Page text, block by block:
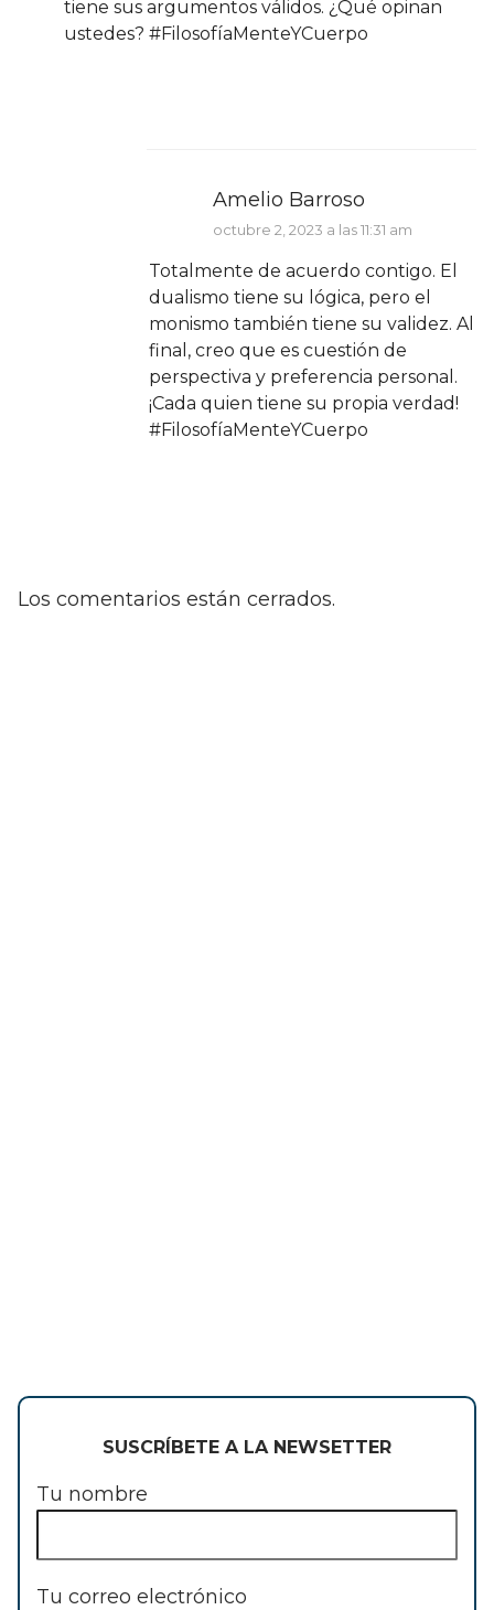
tiene sus argumentos válidos. ¿Qué opinan
ustedes? #FilosofíaMenteYCuerpo
Amelio Barroso
octubre 2, 2023 a las 11:31 am
Totalmente de acuerdo contigo. El
dualismo tiene su lógica, pero el
monismo también tiene su validez. Al
final, creo que es cuestión de
perspectiva y preferencia personal.
¡Cada quien tiene su propia verdad!
#FilosofíaMenteYCuerpo
Los comentarios están cerrados.
SUSCRÍBETE A LA NEWSETTER
Tu nombre
Tu correo electrónico